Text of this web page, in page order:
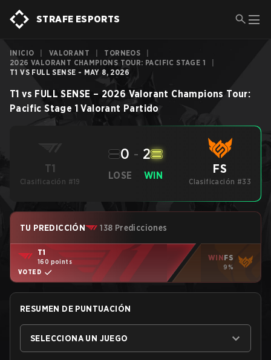
STRAFE ESPORTS
INICIO VALORANT TORNEOS
2026 VALORANT CHAMPIONS TOUR: PACIFIC STAGE 1
T1 VS FULL SENSE - MAY 8, 2026
T1 vs FULL SENSE – 2026 Valorant Champions Tour:
Pacific Stage 1 Valorant Partido
T1
Clasificación #19
LOSE
0 - 2
WIN FS
Clasificación #33
TU PREDICCIÓN 138 Predicciones
T1
160 points
VOTED
WINFS
9%
RESUMEN DE PUNTUACIÓN
SELECCIONA UN JUEGO